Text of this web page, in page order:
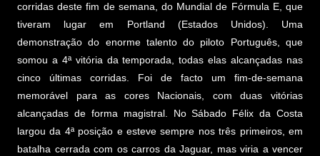
corridas deste fim de semana, do Mundial de Fórmula E, que
tiveram lugar em Portland (Estados Unidos). Uma
demonstração do enorme talento do piloto Português, que
somou a 4ª vitória da temporada, todas elas alcançadas nas
cinco últimas corridas. Foi de facto um fim-de-semana
memorável para as cores Nacionais, com duas vitórias
alcançadas de forma magistral. No Sábado Félix da Costa
largou da 4ª posição e esteve sempre nos três primeiros, em
batalha cerrada com os carros da Jaguar, mas viria a vencer